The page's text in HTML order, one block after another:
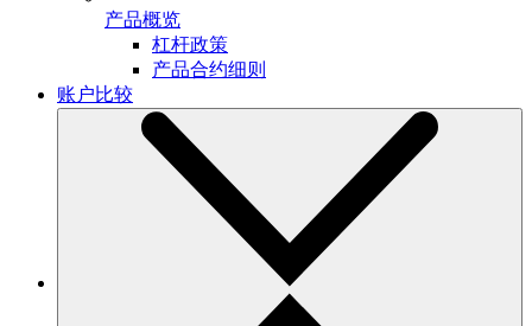
产品概览
杠杆政策
产品合约细则
账户比较